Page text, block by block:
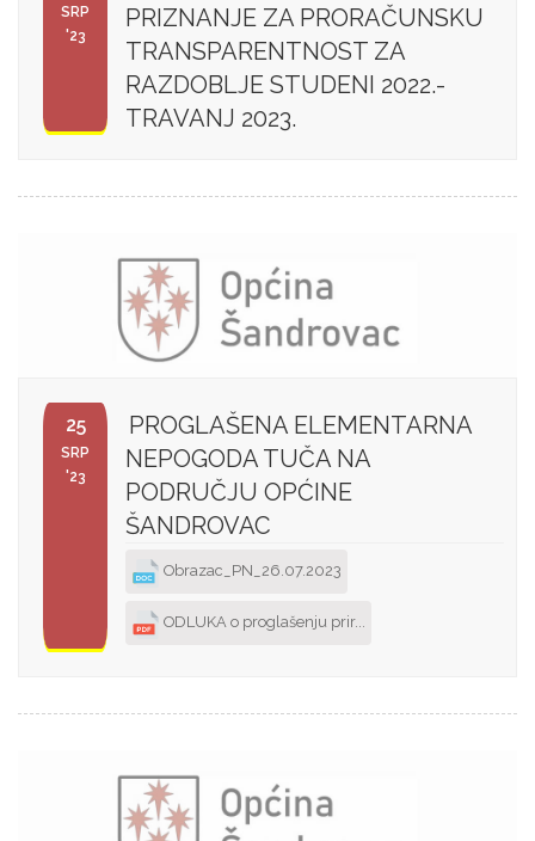
SRP
'23
PRIZNANJE ZA PRORAČUNSKU
TRANSPARENTNOST ZA
RAZDOBLJE STUDENI 2022.-
TRAVANJ 2023.
25
SRP
'23
PROGLAŠENA ELEMENTARNA
NEPOGODA TUČA NA
PODRUČJU OPĆINE
ŠANDROVAC
Obrazac_PN_26.07.2023
ODLUKA o proglašenju prir...